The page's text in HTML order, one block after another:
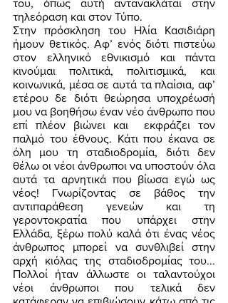
του, όπως αυτή αντανακλάται στην
τηλεόραση και στον Τύπο.
Στην πρόσκληση του Ηλία Κασιδιάρη
ήμουν θετικός. Αφ’ ενός διότι πιστεύω
στον ελληνικό εθνικισμό και πάντα
κινούμαι πολιτικά, πολιτισμικά, και
κοινωνικά, μέσα σε αυτά τα πλαίσια, αφ’
ετέρου δε διότι θεώρησα υποχρέωσή
μου να βοηθήσω έναν νέο άνθρωπο που
επί πλέον βιώνει και  εκφράζει τον
παλμό του έθνους. Κάτι που έκανα σε
όλη μου τη σταδιοδρομία, διότι δεν
θέλω οι νέοι άνθρωποι να υποστούν όλα
αυτά τα αρνητικά που βίωσα εγώ ως
νέος! Γνωρίζοντας σε βάθος την
αντιπαράθεση γενεών και τη
γεροντοκρατία που υπάρχει στην
Ελλάδα, ξέρω πολύ καλά ότι ένας νέος
άνθρωπος μπορεί να συνθλιβεί στην
αρχή κιόλας της σταδιοδρομίας του...
Πολλοί ήταν άλλωστε οι ταλαντούχοι
νέοι άνθρωποι που τελικά δεν